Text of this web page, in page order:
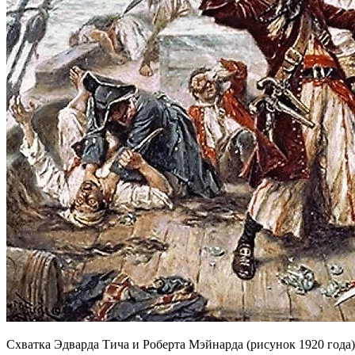
Схватка Эдварда Тича и Роберта Мэйнарда (рисунок 1920